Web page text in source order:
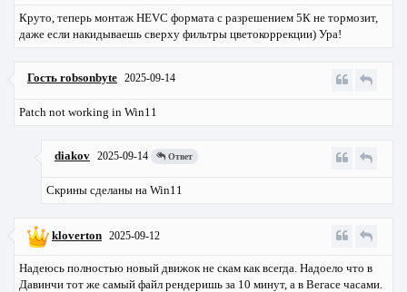
Круто, теперь монтаж HEVC формата с разрешением 5К не тормозит,
даже если накидываешь сверху фильтры цветокоррекции) Ура!
Гость robsonbyte 2025-09-14
Patch not working in Win11
diakov 2025-09-14 Ответ
Скрины сделаны на Win11
kloverton 2025-09-12
Надеюсь полностью новый движок не скам как всегда. Надоело что в
Давинчи тот же самый файл рендеришь за 10 минут, а в Вегасе часами.